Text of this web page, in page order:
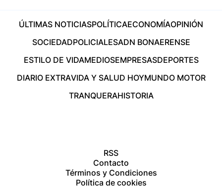
ÚLTIMAS NOTICIASPOLÍTICAECONOMÍAOPINIÓN
SOCIEDADPOLICIALESADN BONAERENSE
ESTILO DE VIDAMEDIOSEMPRESASDEPORTES
DIARIO EXTRAVIDA Y SALUD HOYMUNDO MOTOR
TRANQUERAHISTORIA
RSS
Contacto
Términos y Condiciones
Política de cookies